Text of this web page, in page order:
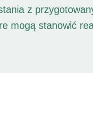
z
mogą stanowić